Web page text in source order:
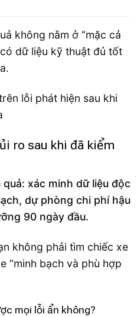
không nằm ở “mặc cả
dữ liệu kỹ thuật đủ tốt
ro sau khi đã kiểm
xác minh dữ liệu độc
dự phòng chi phí hậu
90 ngày đầu.
không phải tìm chiếc xe
“minh bạch và phù hợp
mọi lỗi ẩn không?